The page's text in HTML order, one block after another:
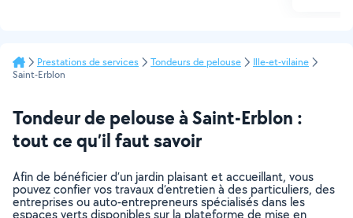
Prestations de services Tondeurs de pelouse
Ille-et-vilaine
Saint-Erblon
Tondeur de pelouse à Saint-Erblon :
tout ce qu’il faut savoir
Afin de bénéficier d’un jardin plaisant et accueillant, vous
pouvez confier vos travaux d’entretien à des particuliers, des
entreprises ou auto-entrepreneurs spécialisés dans les
espaces verts disponibles sur la plateforme de mise en